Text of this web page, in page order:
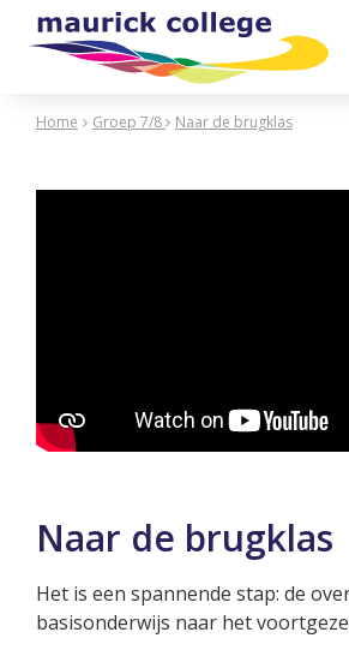
Home Groep 7/8 Naar de brugklas
Naar de brugklas
Het is een spannende stap: de
basisonderwijs naar het